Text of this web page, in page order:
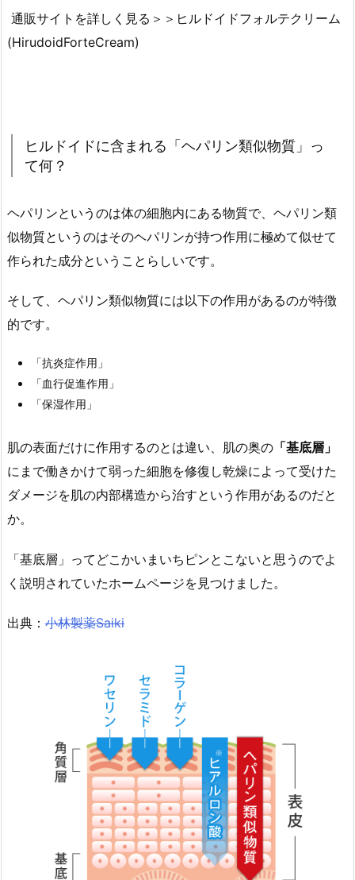
通販サイトを詳しく見る＞＞ヒルドイドフォルテクリーム
(HirudoidForteCream)
ヒルドイドに含まれる「ヘパリン類似物質」っ
て何？
ヘパリンというのは体の細胞内にある物質で、ヘパリン類
似物質というのはそのヘパリンが持つ作用に極めて似せて
作られた成分ということらしいです。
そして、ヘパリン類似物質には以下の作用があるのが特徴
的です。
「抗炎症作用」
「血行促進作用」
「保湿作用」
肌の表面だけに作用するのとは違い、肌の奥の 「基底層」
にまで働きかけて弱った細胞を修復し乾燥によって受けた
ダメージを肌の内部構造から治すという作用があるのだと
か。
「基底層」ってどこかいまいちピンとこないと思うのでよ
く説明されていたホームページを見つけました。
出典： 小林製薬Saiki